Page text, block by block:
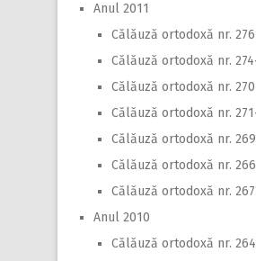
Anul 2011
Călăuză ortodoxă nr.
Călăuză ortodoxă nr.
Călăuză ortodoxă nr. 270
Călăuză ortodoxă nr.
Călăuză ortodoxă nr. 269
Călăuză ortodoxă nr. 266
Călăuză ortodoxă nr.
Anul 2010
Călăuză ortodoxă nr.